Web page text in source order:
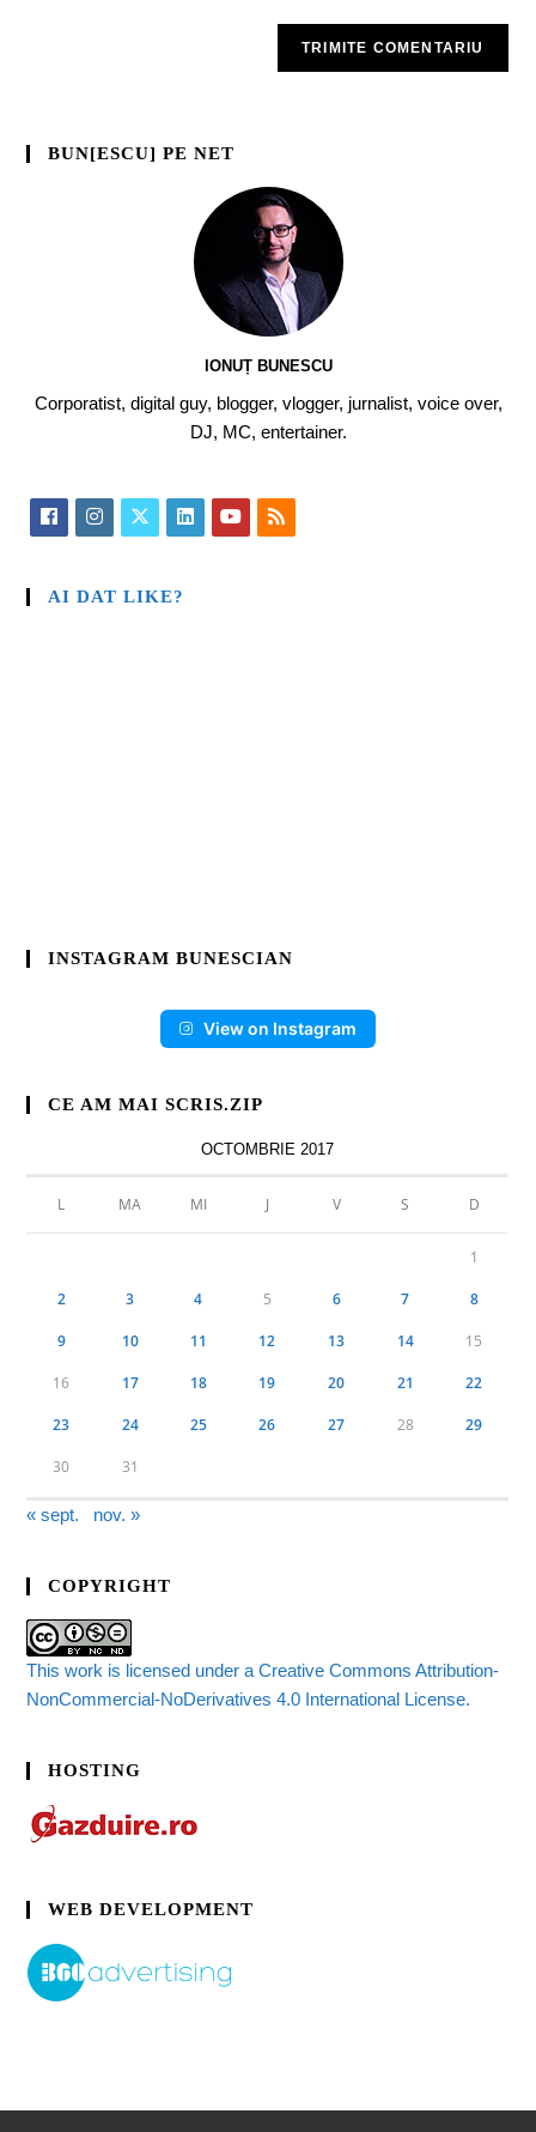
BUN[ESCU] PE NET
IONUȚ BUNESCU
Corporatist, digital guy, blogger, vlogger, jurnalist, voice over,
DJ, MC, entertainer.
AI DAT LIKE?
INSTAGRAM BUNESCIAN
View on Instagram
CE AM MAI SCRIS.ZIP
OCTOMBRIE 2017
L MA MI J V S D
1
2 3 4 5 6 7 8
9 10 11 12 13 14 15
16 17 18 19 20 21 22
23 24 25 26 27 28 29
30 31
« sept. nov. »
COPYRIGHT
This work is licensed under a Creative Commons Attribution-
NonCommercial-NoDerivatives 4.0 International License.
HOSTING
WEB DEVELOPMENT